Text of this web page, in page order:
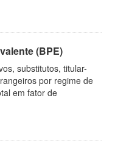
(BPE)
substitutos, titular-
por regime de
em fator de